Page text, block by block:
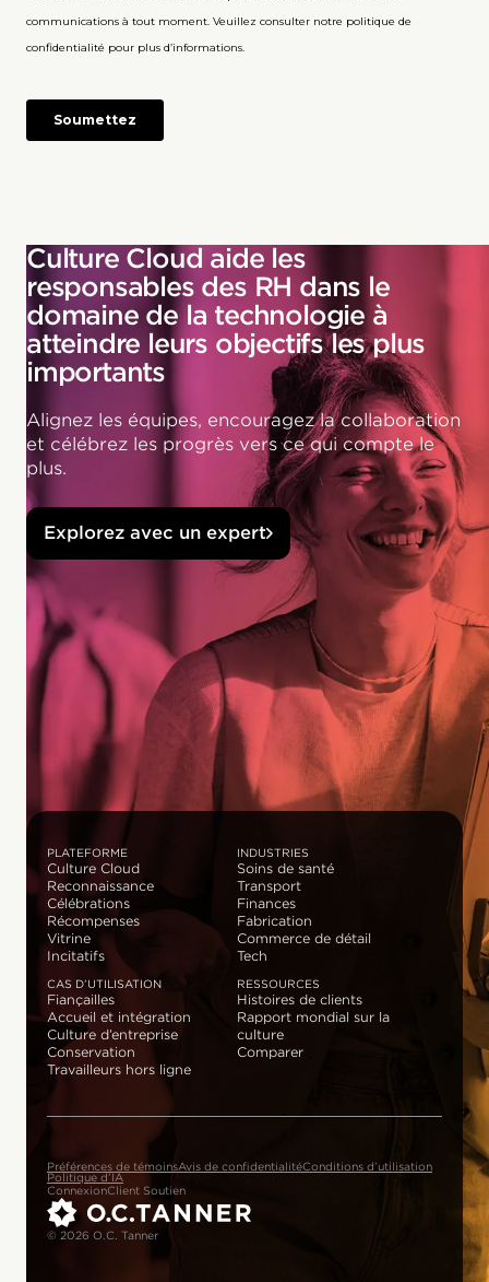
Culture Cloud aide les
responsables des RH dans le
domaine de la technologie à
atteindre leurs objectifs les plus
importants
Alignez les équipes, encouragez la collaboration
et célébrez les progrès vers ce qui compte le
plus.
Explorez avec un expert
PLATEFORME
Culture Cloud
Reconnaissance
Célébrations
Récompenses
Vitrine
Incitatifs
INDUSTRIES
Soins de santé
Transport
Finances
Fabrication
Commerce de détail
Tech
CAS D’UTILISATION
Fiançailles
Accueil et intégration
Culture d’entreprise
Conservation
Travailleurs hors ligne
RESSOURCES
Histoires de clients
Rapport mondial sur la
culture
Comparer
Préférences de témoinsAvis de confidentialitéConditions d’utilisation
Politique d’IA
ConnexionClient Soutien
© 2026 O.C. Tanner